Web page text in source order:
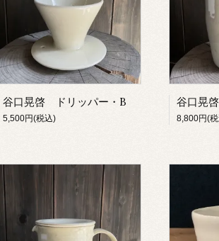
谷口晃啓 ドリッパー・B
5,500円(税込) 8,800円(